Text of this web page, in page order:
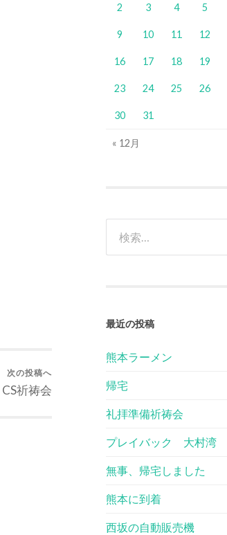
次の投稿へ
祈祷会
2 3 4 5
9 10 11 12
16 17 18 19
23 24 25 26
30 31
« 12月
最近の投稿
熊本ラーメン
帰宅
礼拝準備祈祷会
プレイバック 大村湾
無事、帰宅しました
熊本に到着
西坂の自動販売機